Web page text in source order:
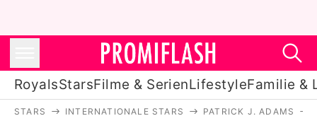
RoyalsStarsFilme & SerienLifestyleFamilie &
STARS INTERNATIONALE STARS PATRICK J. ADAMS